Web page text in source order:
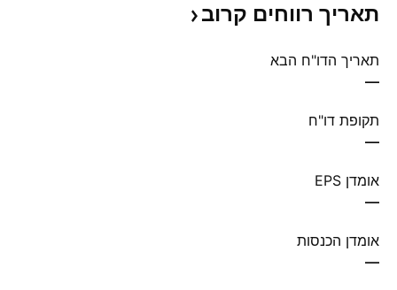
תאריך רווחים קרוב
תאריך הדו"ח הבא
—
תקופת דו"ח
—
אומדן EPS
—
אומדן הכנסות
—